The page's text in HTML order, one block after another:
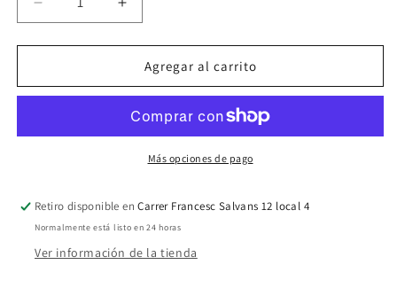
Reducir
cantidad
para
Box
Aumentar
cantidad
para
Balloon
Box
Agregar al carrito
Más opciones de pago
Retiro disponible enCarrer Francesc Salvans 12 local 4
Normalmente está listo en 24 horas
Ver información de la tienda